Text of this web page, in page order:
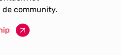
community.